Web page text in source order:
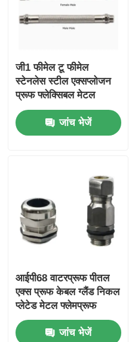
जी1 फीमेल टू फीमेल
स्टेनलेस स्टील एक्सप्लोजन
प्रूफ फ्लेक्सिबल मेटल
कंड्यूट 180 सेमी
जांच भेजें
आईपी68 वाटरप्रूफ पीतल
एक्स प्रूफ केबल ग्लैंड निकल
प्लेटेड मेटल फ्लेमप्रूफ
जांच भेजें